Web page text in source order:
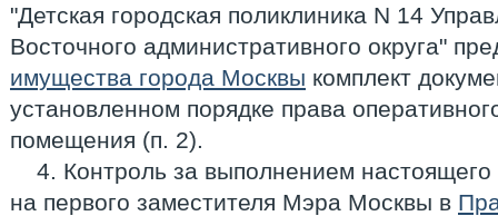
"Детская городская поликлиника N 14
Восточного административного округа"
имущества города Москвы комплект
установленном порядке права
помещения (п. 2).
4. Контроль за выполнением
на первого заместителя Мэра Москвы в